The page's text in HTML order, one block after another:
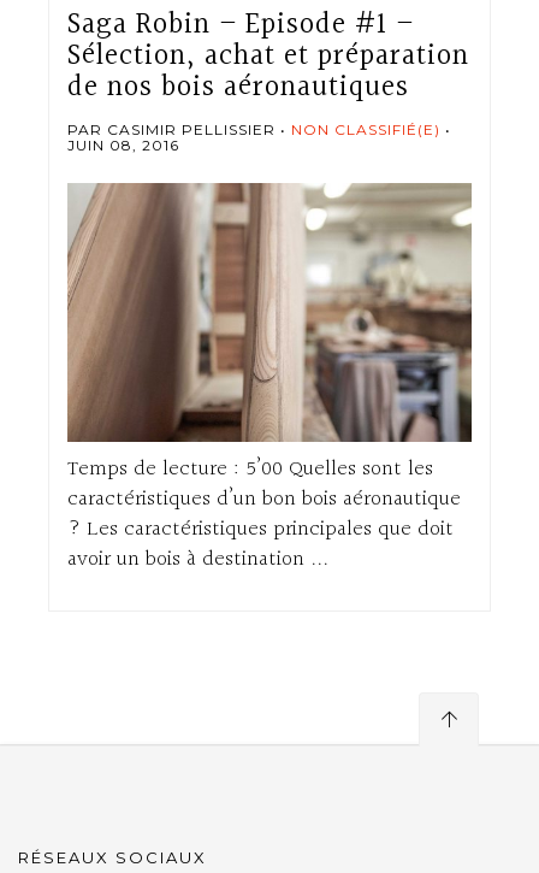
Saga Robin – Episode #1 –
Sélection, achat et préparation
de nos bois aéronautiques
PAR CASIMIR PELLISSIER
NON CLASSIFIÉ(E)
JUIN 08, 2016
Temps de lecture : 5’00 Quelles sont les
caractéristiques d’un bon bois aéronautique
? Les caractéristiques principales que doit
avoir un bois à destination ...
RÉSEAUX SOCIAUX